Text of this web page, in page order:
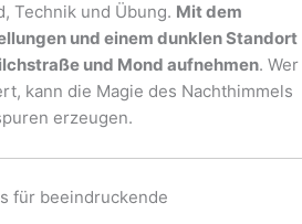
Technik und Übung. Mit dem
und einem dunklen Standort
und Mond aufnehmen. Wer
kann die Magie des Nachthimmels
erzeugen.
für beeindruckende